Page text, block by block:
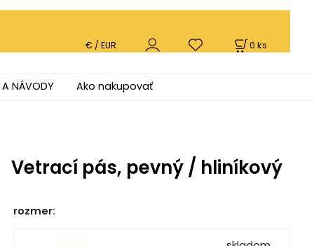
0 ks
€ / EUR
NÁVODY Ako nakupovať
Vetrací pás, pevný / hliníkový
rozmer: